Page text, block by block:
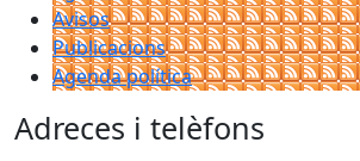
Avisos
Publicacions
Agenda política
Adreces i telèfons